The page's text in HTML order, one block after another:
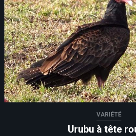
VARIÉTÉ
Urubu à tête